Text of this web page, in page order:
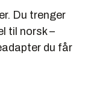
Du trenger
til norsk –
du får